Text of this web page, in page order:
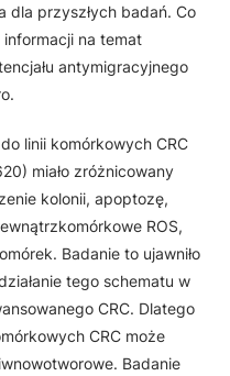
dla przyszłych badań. Co
na temat
antymigracyjnego
linii komórkowych CRC
miało zróżnicowany
kolonii, apoptozę,
ROS,
Badanie to ujawniło
tego schematu w
CRC. Dlatego
CRC może
Badanie